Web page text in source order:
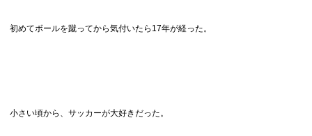
初めてボールを蹴ってから気付いたら17年が経った。
小さい頃から、サッカーが大好きだった。